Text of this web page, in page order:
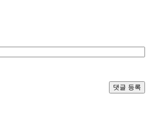
댓글 등록